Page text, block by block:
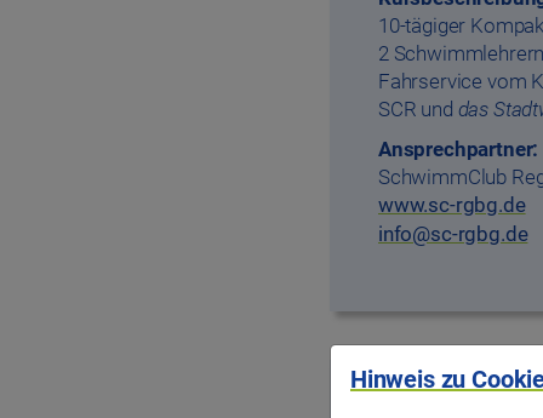
10-tägiger
2
Fahrservice vom
SCR und das
Ansprechpartner:
SchwimmClub
www.sc-rgbg.de
info@sc-rgbg.de
Hinweis zu